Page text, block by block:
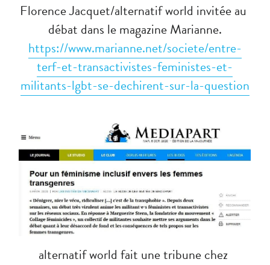
Florence Jacquet/alternatif world invitée au
débat dans le magazine Marianne.
https://www.marianne.net/societe/entre-
terf-et-transactivistes-feministes-et-
militants-lgbt-se-dechirent-sur-la-question
alternatif world fait une tribune chez